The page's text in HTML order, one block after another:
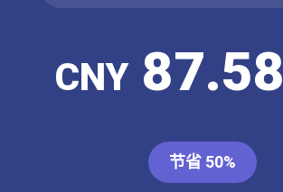
CNY87.58
节省 50%